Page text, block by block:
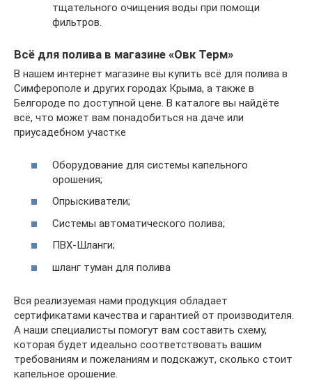
тщательного очищения воды при помощи
фильтров.
Всё для полива в магазине «Овк Терм»
В нашем интернет магазине вы купить всё для полива в
Симферополе и других городах Крыма, а также в
Белгороде по доступной цене. В каталоге вы найдёте
всё, что может вам понадобиться на даче или
приусадебном участке
Оборудование для системы капельного
орошения;
Опрыскиватели;
Системы автоматического полива;
ПВХ-Шланги;
шланг туман для полива
Вся реализуемая нами продукция обладает
сертификатами качества и гарантией от производителя.
А наши специалисты помогут вам составить схему,
которая будет идеально соответствовать вашим
требованиям и пожеланиям и подскажут, сколько стоит
капельное орошение.